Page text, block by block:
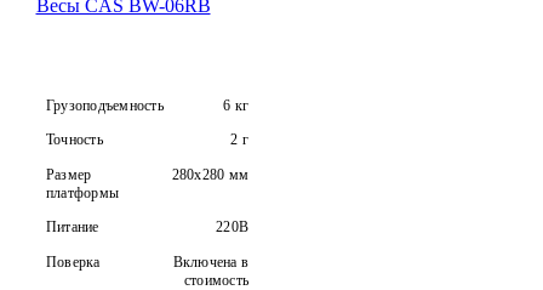
Весы CAS BW-06RB
Грузоподъемность 6 кг
Точность 2 г
Размер
платформы
280х280 мм
Питание 220В
Поверка
Включена в
стоимость